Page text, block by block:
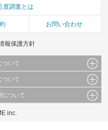
度調査とは
お問い合わせ
報保護方針
ついて
ラスト、画像データ等）及びこれらの配
などの二次利用を行うことは固く禁じて
ついて
利用者が提出された見解・感想です。
た上でご覧ください。
について
わせたコンテンツや広告の表示、ソー
inc.